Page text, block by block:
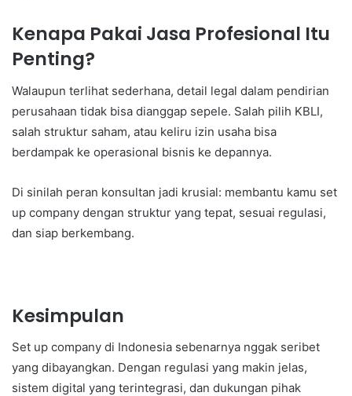
Kenapa Pakai Jasa Profesional Itu
Penting?
Walaupun terlihat sederhana, detail legal dalam pendirian
perusahaan tidak bisa dianggap sepele. Salah pilih KBLI,
salah struktur saham, atau keliru izin usaha bisa
berdampak ke operasional bisnis ke depannya.
Di sinilah peran konsultan jadi krusial: membantu kamu set
up company dengan struktur yang tepat, sesuai regulasi,
dan siap berkembang.
Kesimpulan
Set up company di Indonesia sebenarnya nggak seribet
yang dibayangkan. Dengan regulasi yang makin jelas,
sistem digital yang terintegrasi, dan dukungan pihak